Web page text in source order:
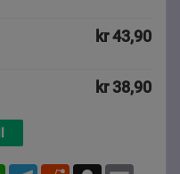
kr 43,90
kr 38,90